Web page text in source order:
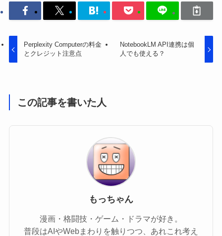
Perplexity Computerの料金
とクレジット注意点
NotebookLM API連携は個
人でも使える？
この記事を書いた人
もっちゃん
漫画・格闘技・ゲーム・ドラマが好き。
普段はAIやWebまわりを触りつつ、あれこれ考え